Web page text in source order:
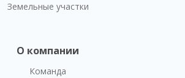
Земельные участки
О компании
Команда